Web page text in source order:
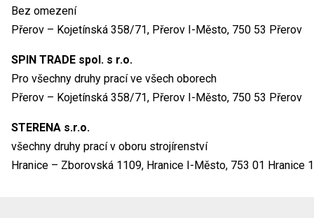
Bez omezení
Přerov – Kojetínská 358/71, Přerov I-Město, 750 53 Přerov
SPIN TRADE spol. s r.o.
Pro všechny druhy prací ve všech oborech
Přerov – Kojetínská 358/71, Přerov I-Město, 750 53 Přerov
STERENA s.r.o.
všechny druhy prací v oboru strojírenství
Hranice – Zborovská 1109, Hranice I-Město, 753 01 Hranice 1